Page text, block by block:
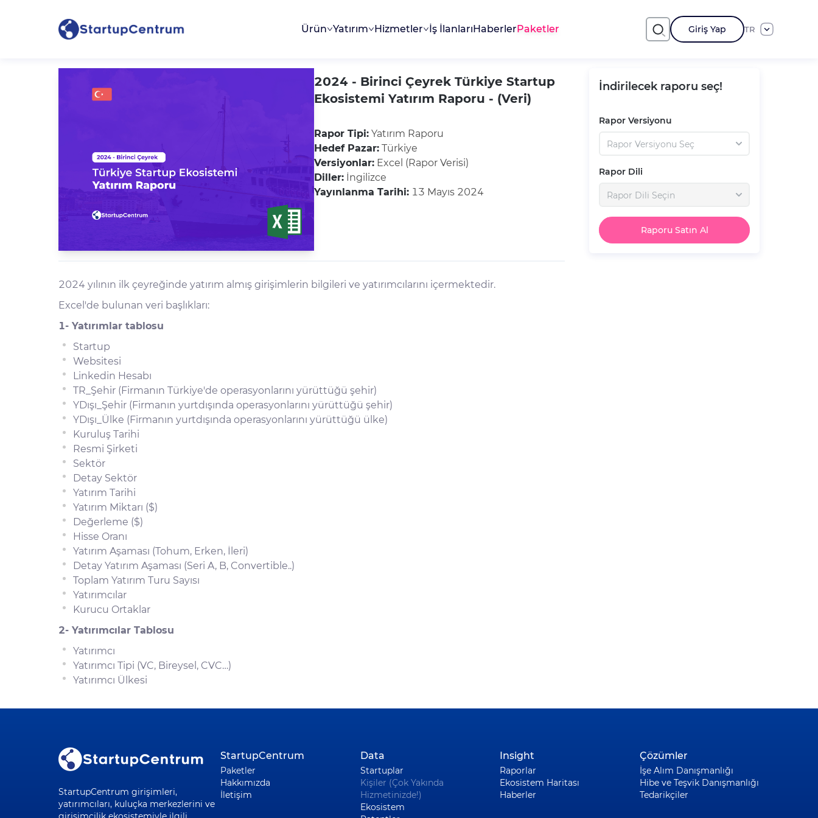
Ürün Yatırım Hizmetler İş İlanlarıHaberlerPaketler Giriş Yap TR
2024 - Birinci Çeyrek Türkiye Startup
Ekosistemi Yatırım Raporu - (Veri)
Rapor Tipi: Yatırım Raporu
Hedef Pazar: Türkiye
Versiyonlar: Excel (Rapor Verisi)
Diller: İngilizce
Yayınlanma Tarihi: 13 Mayıs 2024
2024 yılının ilk çeyreğinde yatırım almış girişimlerin bilgileri ve yatırımcılarını içermektedir.
Excel'de bulunan veri başlıkları:
1- Yatırımlar tablosu
Startup
Websitesi
Linkedin Hesabı
TR_Şehir (Firmanın Türkiye'de operasyonlarını yürüttüğü şehir)
YDışı_Şehir (Firmanın yurtdışında operasyonlarını yürüttüğü şehir)
YDışı_Ülke (Firmanın yurtdışında operasyonlarını yürüttüğü ülke)
Kuruluş Tarihi
Resmi Şirketi
Sektör
Detay Sektör
Yatırım Tarihi
Yatırım Miktarı ($)
Değerleme ($)
Hisse Oranı
Yatırım Aşaması (Tohum, Erken, İleri)
Detay Yatırım Aşaması (Seri A, B, Convertible..)
Toplam Yatırım Turu Sayısı
Yatırımcılar
Kurucu Ortaklar
2- Yatırımcılar Tablosu
Yatırımcı
Yatırımcı Tipi (VC, Bireysel, CVC…)
Yatırımcı Ülkesi
İndirilecek raporu seç!
Rapor Versiyonu
Rapor Versiyonu Seç
Rapor Dili
Rapor Dili Seçin
Raporu Satın Al
StartupCentrum girişimleri,
yatırımcıları, kuluçka merkezlerini ve
StartupCentrum
Paketler
Hakkımızda
İletişim
Data
Startuplar
Kişiler (Çok Yakında
Hizmetinizde!)
Ekosistem
Insight
Raporlar
Ekosistem Haritası
Haberler
Çözümler
İşe Alım Danışmanlığı
Hibe ve Teşvik Danışmanlığı
Tedarikçiler